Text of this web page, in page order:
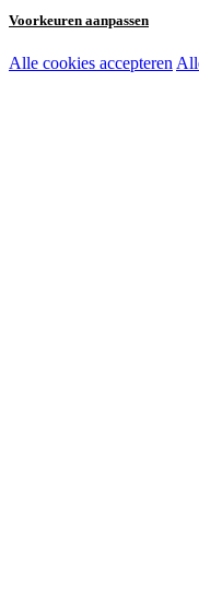
Voorkeuren aanpassen
Noodzakelijke
Alle cookies accepteren